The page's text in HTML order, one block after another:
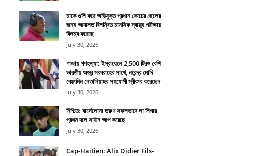
মাকে গুলি করে অভিযুক্ত প্রধান কোচের ছেলের
জন্য আদালত বিলম্বিত মানসিক স্বাস্থ্য পরীক্ষায়
বিলম্ব করেছে
July 30, 2026
গাজায় গণহত্যা: ইস্রায়েলে 2,500 টিরও বেশি
ভারতীয় অস্ত্র সরবরাহের সাথে, নরেন্দ্র মোদি
বেঞ্জামিন নেতানিয়াহুর সহযোগী স্বীকার করেছেন
July 30, 2026
নিশ্চিত: বার্সেলোনা তরুণ সফলভাবে লা লিগার
প্রথম দলে সাইন আপ করেছে
July 30, 2026
Cap-Haïtien: Alix Didier Fils-